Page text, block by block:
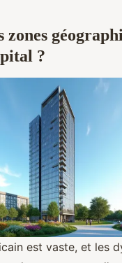
zones
?
est vaste, et les